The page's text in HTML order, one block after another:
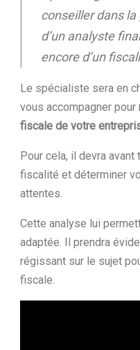
conseiller dans la
d’un analyste
encore d’un
Le spécialiste sera en
vous accompagner pour
fiscale de votre
Pour cela, il devra
fiscalité et déterminer
attentes.
Cette analyse lui
adaptée. Il prendra
régissant sur le sujet
fiscale.